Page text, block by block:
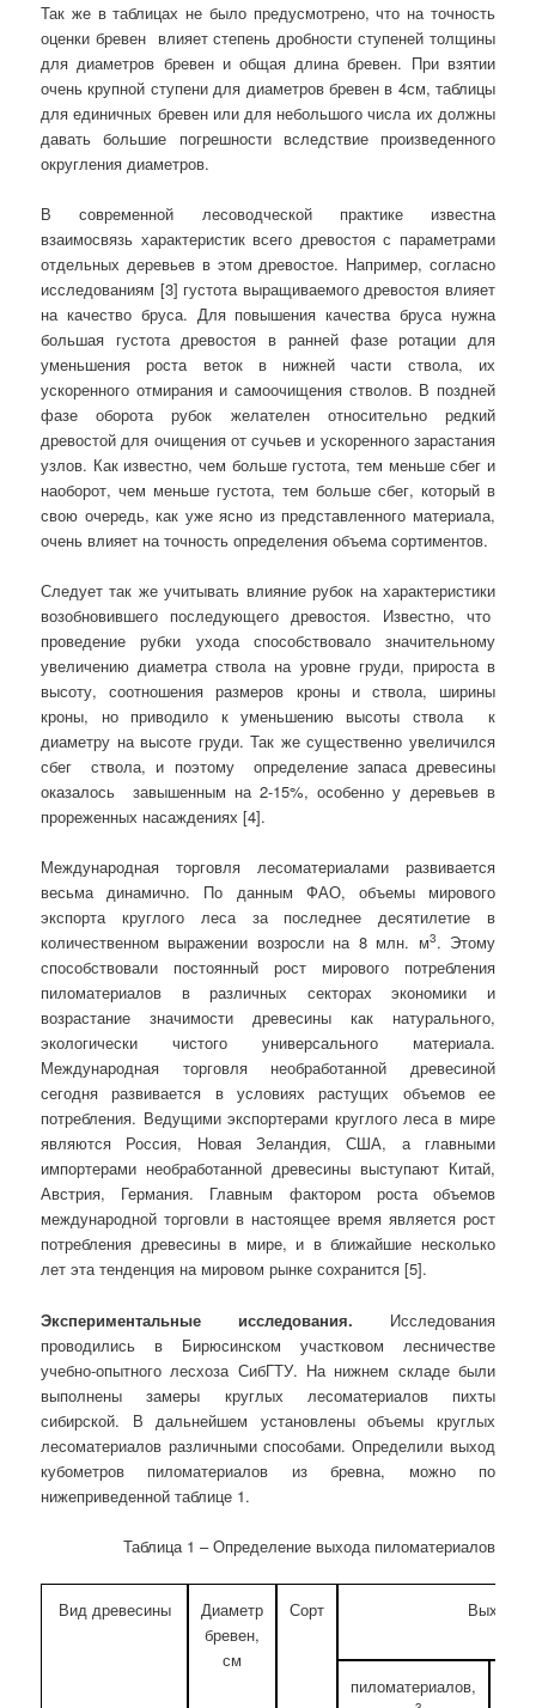
Так же в таблицах не было предусмотрено, что на точность
оценки бревен влияет степень дробности ступеней толщины
для диаметров бревен и общая длина бревен. При взятии
очень крупной ступени для диаметров бревен в 4см, таблицы
для единичных бревен или для небольшого числа их должны
давать большие погрешности вследствие произведенного
округления диаметров.
В современной лесоводческой практике известна
взаимосвязь характеристик всего древостоя с параметрами
отдельных деревьев в этом древостое. Например, согласно
исследованиям [3] густота выращиваемого древостоя влияет
на качество бруса. Для повышения качества бруса нужна
большая густота древостоя в ранней фазе ротации для
уменьшения роста веток в нижней части ствола, их
ускоренного отмирания и самоочищения стволов. В поздней
фазе оборота рубок желателен относительно редкий
древостой для очищения от сучьев и ускоренного зарастания
узлов. Как известно, чем больше густота, тем меньше сбег и
наоборот, чем меньше густота, тем больше сбег, который в
свою очередь, как уже ясно из представленного материала,
очень влияет на точность определения объема сортиментов.
Следует так же учитывать влияние рубок на характеристики
возобновившего последующего древостоя. Известно, что
проведение рубки ухода способствовало значительному
увеличению диаметра ствола на уровне груди, прироста в
высоту, соотношения размеров кроны и ствола, ширины
кроны, но приводило к уменьшению высоты ствола к
диаметру на высоте груди. Так же существенно увеличился
сбег ствола, и поэтому определение запаса древесины
оказалось завышенным на 2-15%, особенно у деревьев в
прореженных насаждениях [4].
Международная торговля лесоматериалами развивается
весьма динамично. По данным ФАО, объемы мирового
экспорта круглого леса за последнее десятилетие в
количественном выражении возросли на 8 млн. м3. Этому
способствовали постоянный рост мирового потребления
пиломатериалов в различных секторах экономики и
возрастание значимости древесины как натурального,
экологически чистого универсального материала.
Международная торговля необработанной древесиной
сегодня развивается в условиях растущих объемов ее
потребления. Ведущими экспортерами круглого леса в мире
являются Россия, Новая Зеландия, США, а главными
импортерами необработанной древесины выступают Китай,
Австрия, Германия. Главным фактором роста объемов
международной торговли в настоящее время является рост
потребления древесины в мире, и в ближайшие несколько
лет эта тенденция на мировом рынке сохранится [5].
Экспериментальные исследования. Исследования
проводились в Бирюсинском участковом лесничестве
учебно-опытного лесхоза СибГТУ. На нижнем складе были
выполнены замеры круглых лесоматериалов пихты
сибирской. В дальнейшем установлены объемы круглых
лесоматериалов различными способами. Определили выход
кубометров пиломатериалов из бревна, можно по
нижеприведенной таблице 1.
Таблица 1 – Определение выхода пиломатериалов
Вид древесины
Диаметр
бревен,
см
Сорт Выход
пиломатериалов,